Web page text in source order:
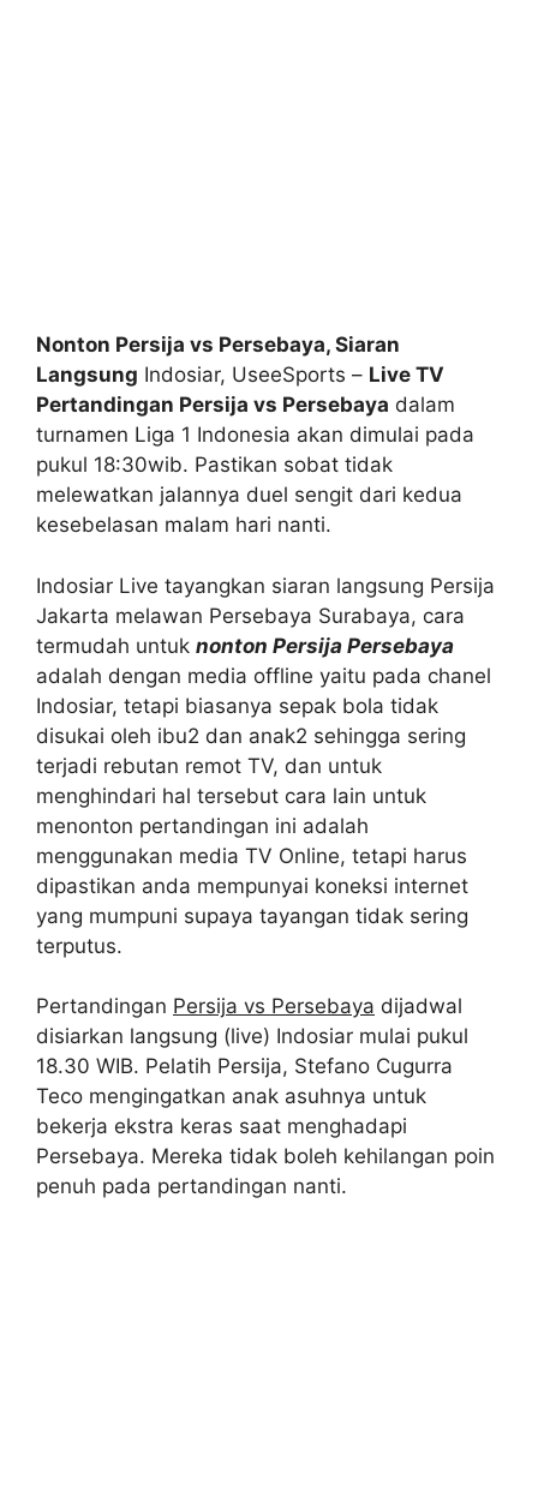
Nonton Persija vs Persebaya, Siaran
Langsung Indosiar, UseeSports – Live TV
Pertandingan Persija vs Persebaya dalam
turnamen Liga 1 Indonesia akan dimulai pada
pukul 18:30wib. Pastikan sobat tidak
melewatkan jalannya duel sengit dari kedua
kesebelasan malam hari nanti.
Indosiar Live tayangkan siaran langsung Persija
Jakarta melawan Persebaya Surabaya, cara
termudah untuk nonton Persija Persebaya
adalah dengan media offline yaitu pada chanel
Indosiar, tetapi biasanya sepak bola tidak
disukai oleh ibu2 dan anak2 sehingga sering
terjadi rebutan remot TV, dan untuk
menghindari hal tersebut cara lain untuk
menonton pertandingan ini adalah
menggunakan media TV Online, tetapi harus
dipastikan anda mempunyai koneksi internet
yang mumpuni supaya tayangan tidak sering
terputus.
Pertandingan Persija vs Persebaya dijadwal
disiarkan langsung (live) Indosiar mulai pukul
18.30 WIB. Pelatih Persija, Stefano Cugurra
Teco mengingatkan anak asuhnya untuk
bekerja ekstra keras saat menghadapi
Persebaya. Mereka tidak boleh kehilangan poin
penuh pada pertandingan nanti.